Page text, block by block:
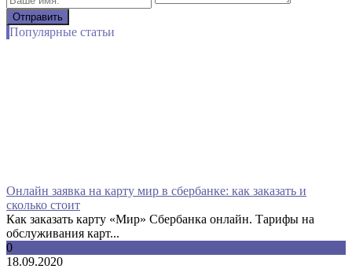
Популярные статьи
Онлайн заявка на карту мир в сбербанке: как заказать и
сколько стоит
Как заказать карту «Мир» Сбербанка онлайн. Тарифы на
обслуживания карт...
0
18.09.2020